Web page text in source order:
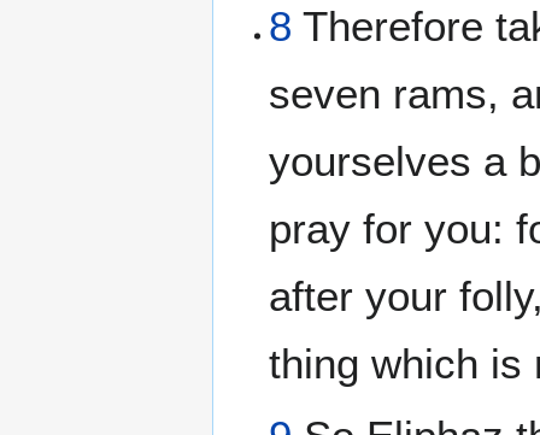
8 Therefore
seven rams,
yourselves a
pray for you:
after your
thing which is